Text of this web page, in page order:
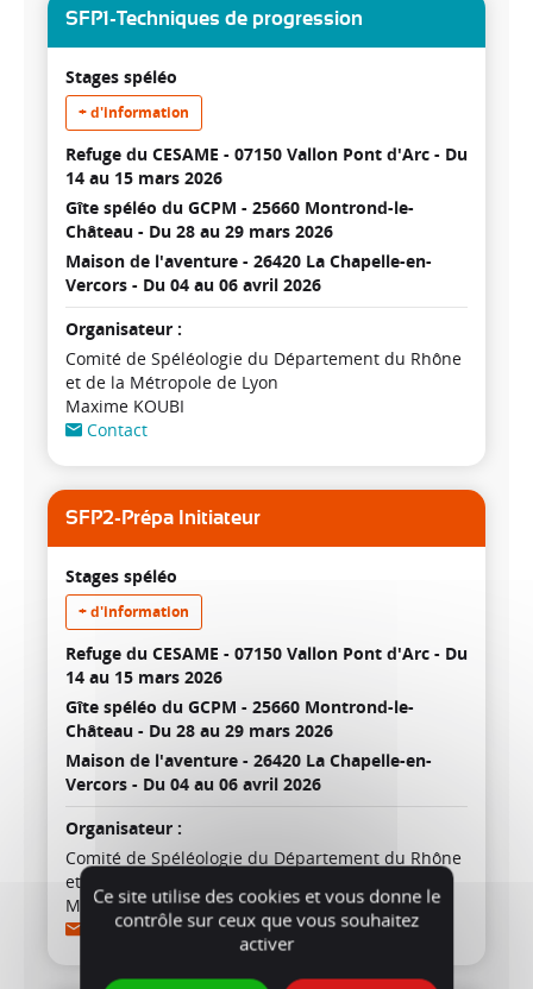
SFP1-Techniques de progression
Stages spéléo
+ d'information
Refuge du CESAME - 07150 Vallon Pont d'Arc - Du
14 au 15 mars 2026
Gîte spéléo du GCPM - 25660 Montrond-le-
Château - Du 28 au 29 mars 2026
Maison de l'aventure - 26420 La Chapelle-en-
Vercors - Du 04 au 06 avril 2026
Organisateur :
Comité de Spéléologie du Département du Rhône
et de la Métropole de Lyon
Maxime KOUBI
Contact
SFP2-Prépa Initiateur
Stages spéléo
+ d'information
Refuge du CESAME - 07150 Vallon Pont d'Arc - Du
14 au 15 mars 2026
Gîte spéléo du GCPM - 25660 Montrond-le-
Château - Du 28 au 29 mars 2026
Maison de l'aventure - 26420 La Chapelle-en-
Vercors - Du 04 au 06 avril 2026
Organisateur :
Comité de Spéléologie du Département du Rhône
et de la Métropole de Lyon
Maxime KOUBI
Contact
Ce site utilise des cookies et vous donne le
contrôle sur ceux que vous souhaitez
activer